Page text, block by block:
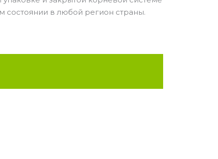
состоянии в любой регион страны.